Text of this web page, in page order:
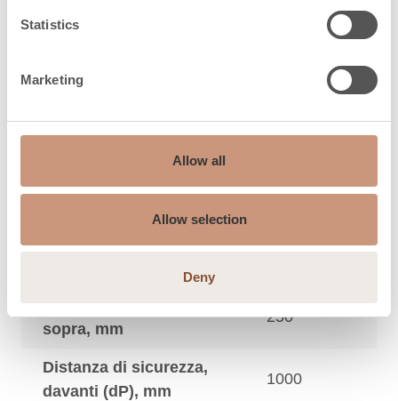
Statistics
Marketing
Allow all
Allow selection
Deny
Distanza di
sicurezza
100
Distanza di sicurezza,
200
Distanza di sicurezza,
sopra, mm
250
Distanza di sicurezza,
davanti (dP), mm
1000